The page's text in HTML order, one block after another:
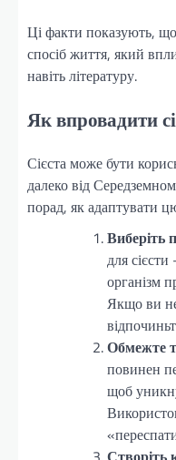
Ці факти показують,
спосіб життя, який
навіть літературу.
Як впровадити
Сієста може бути
далеко від
порад, як адаптувати
Виберіть
для
організм
Якщо ви
Обмежте
повинен
щоб